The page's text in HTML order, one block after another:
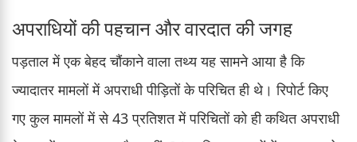
अपराधियों की पहचान और वारदात की जगह
पड़ताल में एक बेहद चौंकाने वाला तथ्य यह सामने आया है कि
ज्यादातर मामलों में अपराधी पीड़ितों के परिचित ही थे। रिपोर्ट किए
गए कुल मामलों में से 43 प्रतिशत में परिचितों को ही कथित अपराधी